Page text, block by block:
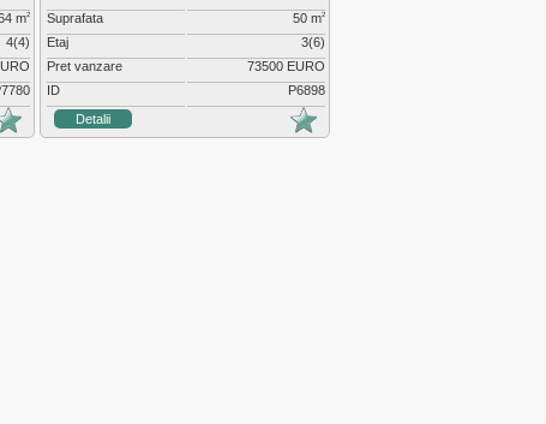
m2
4(4)
Suprafata
50 m2
Etaj
3(6)
Pret vanzare
73500 EURO
ID
P6898
Detalii